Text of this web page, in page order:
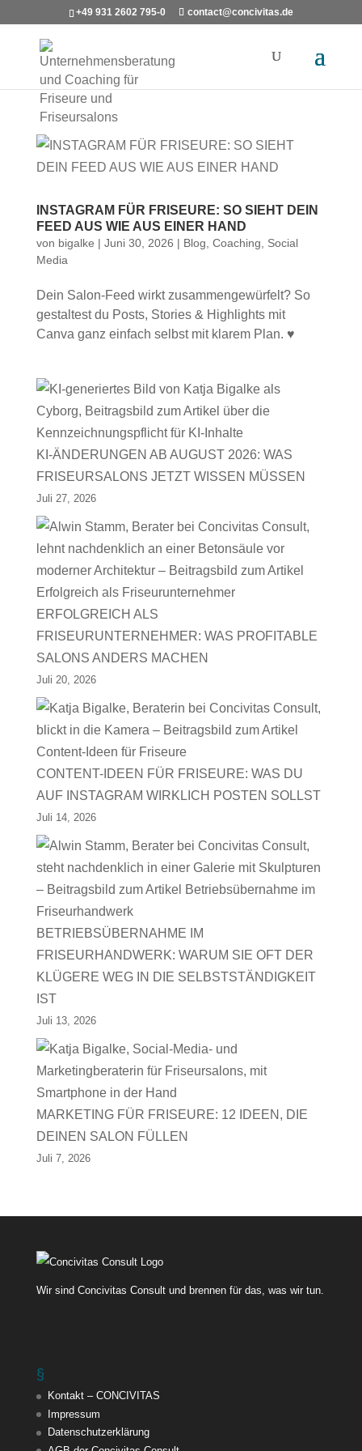
+49 931 2602 795-0 contact@concivitas.de
INSTAGRAM FÜR FRISEURE: SO SIEHT DEIN
FEED AUS WIE AUS EINER HAND
von bigalke | Juni 30, 2026 | Blog Coaching
Social
Media
Dein Salon-Feed wirkt zusammengewürfelt? So
gestaltest du Posts, Stories & Highlights mit
Canva ganz einfach selbst mit klarem Plan. ♥
KI-ÄNDERUNGEN AB AUGUST 2026: WAS
FRISEURSALONS JETZT WISSEN MÜSSEN
Juli 27, 2026
ERFOLGREICH ALS
FRISEURUNTERNEHMER: WAS PROFITABLE
SALONS ANDERS MACHEN
Juli 20, 2026
CONTENT-IDEEN FÜR FRISEURE: WAS DU
AUF INSTAGRAM WIRKLICH POSTEN SOLLST
Juli 14, 2026
BETRIEBSÜBERNAHME IM
FRISEURHANDWERK: WARUM SIE OFT DER
KLÜGERE WEG IN DIE SELBSTSTÄNDIGKEIT
IST
Juli 13, 2026
MARKETING FÜR FRISEURE: 12 IDEEN, DIE
DEINEN SALON FÜLLEN
Juli 7, 2026
Wir sind Concivitas Consult und brennen für das, was wir tun.
§
Kontakt – CONCIVITAS
Impressum
Datenschutzerklärung